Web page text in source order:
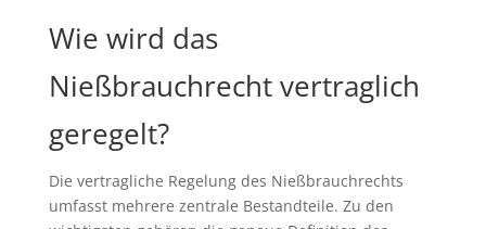
Wie wird das
Nießbrauchrecht vertraglich
geregelt?
Die vertragliche Regelung des Nießbrauchrechts
umfasst mehrere zentrale Bestandteile. Zu den